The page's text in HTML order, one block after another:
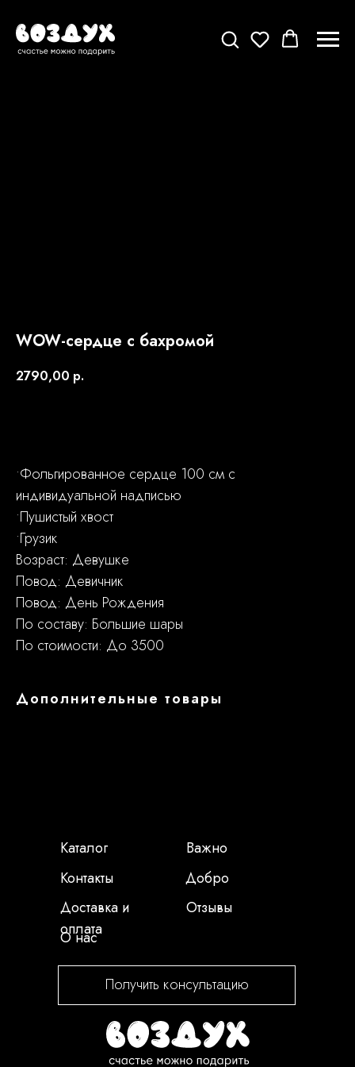
WOW-сердце с бахромой
2790,00 р.
•Фольгированное сердце 100 см с
индивидуальной надписью
•Пушистый хвост
•Грузик
Возраст: Девушке
Повод: Девичник
Повод: День Рождения
По составу: Большие шары
По стоимости: До 3500
Дополнительные товары
Каталог
Контакты
Доставка и
оплата
О нас
Важно
Добро
Отзывы
Получить консультацию